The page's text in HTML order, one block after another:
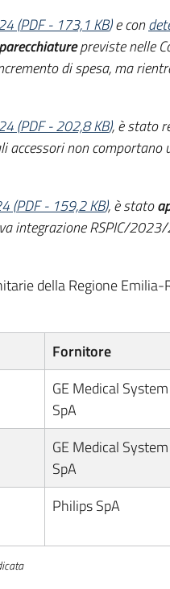
(PDF- 173,1 KB)e con
previste nelle
di spesa, ma
(PDF-202,8 KB), è stato
non
(PDF- 159,2 KB), è stato
integrazione RSPIC/
della Regione
Fornitore
GE Medical
SpA
GE Medical
SpA
Philips SpA